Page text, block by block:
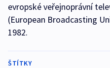
evropské veřejnoprávní
(European Broadcasting
1982.
ŠTÍTKY